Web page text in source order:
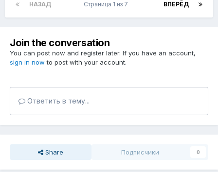
НАЗАД ВПЕРЁД
Страница 1 из 7
Join the conversation
You can post now and register later. If you have an account,
sign in now to post with your account.
Ответить в тему...
Share Подписчики 0